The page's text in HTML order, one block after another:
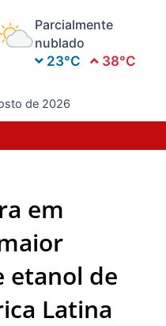
Parcialmente
nublado
23°C
38°C
de 2026
em
etanol de
Latina